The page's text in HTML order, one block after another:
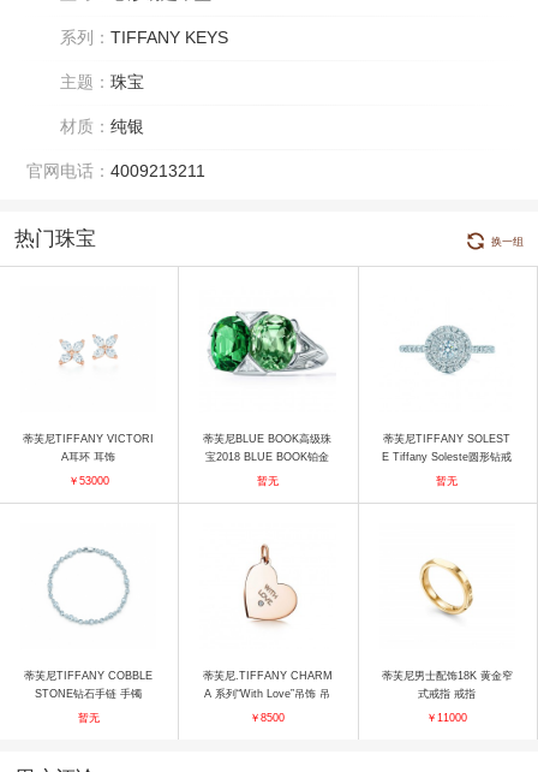
系列： TIFFANY KEYS
主题： 珠宝
材质： 纯银
官网电话： 4009213211
热门珠宝 换一组
蒂芙尼TIFFANY VICTORI
A耳环 耳饰
￥53000
蒂芙尼BLUE BOOK高级珠
宝2018 BLUE BOOK铂金
镶嵌戒指 戒指
暂无
蒂芙尼TIFFANY SOLEST
E Tiffany Soleste圆形钻戒
戒指
暂无
蒂芙尼TIFFANY COBBLE
STONE钻石手链 手镯
暂无
蒂芙尼.TIFFANY CHARM
A 系列“With Love”吊饰 吊
坠
￥8500
蒂芙尼男士配饰18K 黄金窄
式戒指 戒指
￥11000